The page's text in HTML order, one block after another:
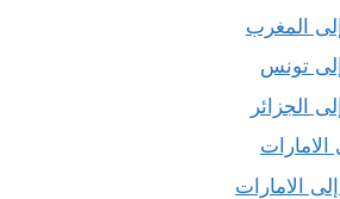
المغرب
تونس
الجزائر
الامارات